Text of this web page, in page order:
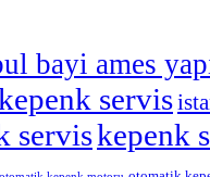
bayi ames
servis
serviskepenk